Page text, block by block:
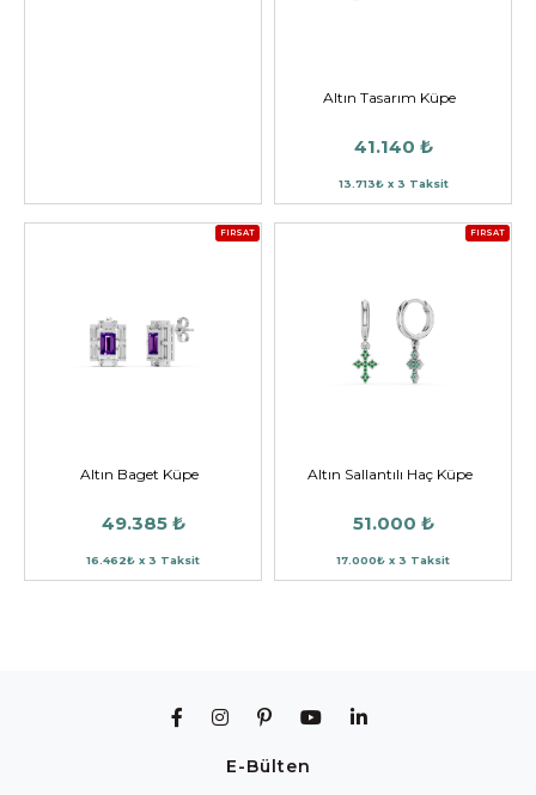
Altın Tasarım Küpe
41.140 ₺
13.713₺ x 3 Taksit
FIRSAT
Altın Baget Küpe
49.385 ₺
16.462₺ x 3 Taksit
FIRSAT
Altın Sallantılı Haç Küpe
51.000 ₺
17.000₺ x 3 Taksit
E-Bülten